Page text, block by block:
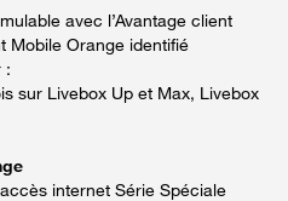
avec l’Avantage client
Mobile Orange identifié
:
sur Livebox Up et Max, Livebox
internet Série Spéciale